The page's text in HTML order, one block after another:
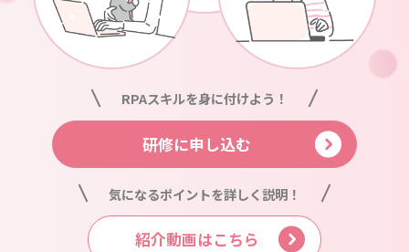
RPAスキルを身に付けよう！
研修に申し込む
気になるポイントを詳しく説明！
紹介動画はこちら